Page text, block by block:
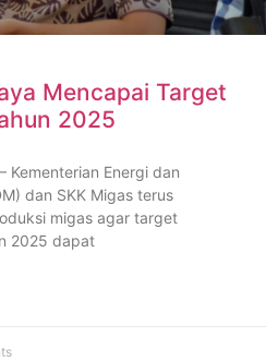
Mencapai Target
2025
Kementerian Energi dan
dan SKK Migas terus
migas agar target
2025 dapat